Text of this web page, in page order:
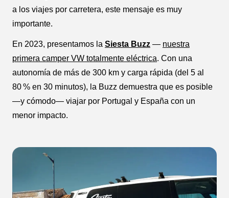
a los viajes por carretera, este mensaje es muy
importante.
En 2023, presentamos la Siesta Buzz — nuestra
primera camper VW totalmente eléctrica. Con una
autonomía de más de 300 km y carga rápida (del 5 al
80 % en 30 minutos), la Buzz demuestra que es posible
—y cómodo— viajar por Portugal y España con un
menor impacto.